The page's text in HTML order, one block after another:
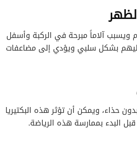
آلاماً مبرحة في الركبة وأسفل
بشكل سلبي ويؤدي إلى مضاعفات
حذاء، ويمكن أن تؤثر هذه البكتيريا
البدء بممارسة هذه الرياضة.